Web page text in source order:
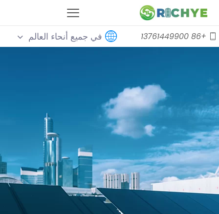
+86 13761449900 في جميع أنحاء العالم